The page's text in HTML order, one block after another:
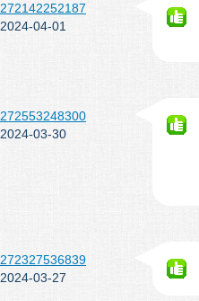
272142252187
2024-04-01
272553248300
2024-03-30
272327536839
2024-03-27